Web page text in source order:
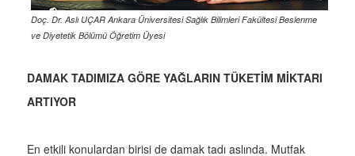
Doç. Dr. Aslı UÇAR Ankara Üniversitesi Sağlık Bilimleri Fakültesi Beslenme
ve Diyetetik Bölümü Öğretim Üyesi
DAMAK TADIMIZA GÖRE YAĞLARIN TÜKETİM MİKTARI
ARTIYOR
En etkili konulardan birisi de damak tadı aslında. Mutfak